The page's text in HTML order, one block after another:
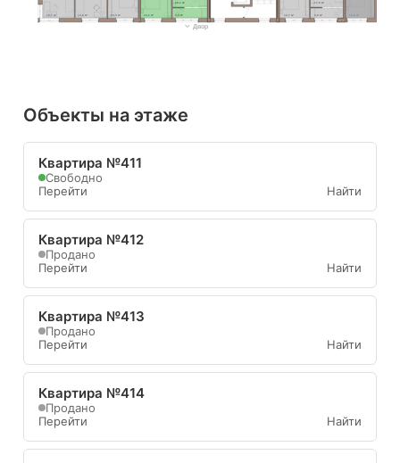
3,4 м²
13,1 м²
18,1 м²
13,4 м²
13,8 м²
13,7 м² 13,6 м²
3,2 м²
12,7 м²
17,0 м²
Двор
Объекты на этаже
Квартира №411
Свободно
Перейти
Найти
Квартира №412
Продано
Перейти
Найти
Квартира №413
Продано
Перейти
Найти
Квартира №414
Продано
Перейти
Найти